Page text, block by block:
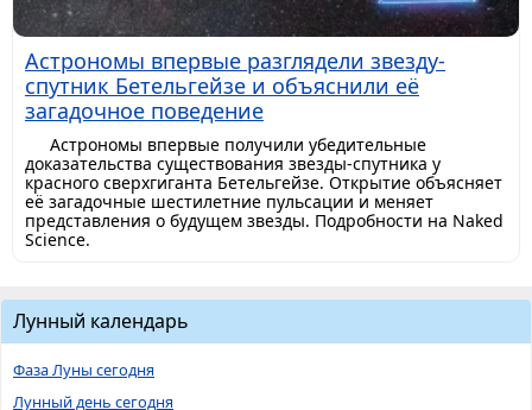
Астрономы впервые разглядели звезду-
спутник Бетельгейзе и объяснили её
загадочное поведение
Астрономы впервые получили убедительные
доказательства существования звезды-спутника у
красного сверхгиганта Бетельгейзе. Открытие объясняет
её загадочные шестилетние пульсации и меняет
представления о будущем звезды. Подробности на Naked
Science.
Лунный календарь
Фаза Луны сегодня
Лунный день сегодня